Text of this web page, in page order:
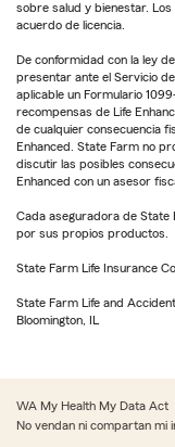
sobre salud y bienestar.
acuerdo de licencia.
De conformidad con la ley
presentar ante el Servicio
aplicable un Formulario
recompensas de Life
de cualquier consecuencia
Enhanced. State Farm no
discutir las posibles
Enhanced con un asesor
Cada aseguradora de State
por sus propios productos.
State Farm Life Insurance
State Farm Life and
Bloomington, IL
WA My Health My Data Act
No vendan ni compartan mi